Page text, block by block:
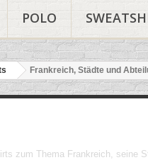
POLO
Frankreich, Städte und
zum Thema Frankreich, seine